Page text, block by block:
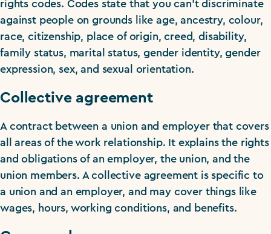
rights codes. Codes state that you can’t discriminate
against people on grounds like age, ancestry, colour,
race, citizenship, place of origin, creed, disability,
family status, marital status, gender identity, gender
expression, sex, and sexual orientation.
Collective agreement
A contract between a union and employer that covers
all areas of the work relationship. It explains the rights
and obligations of an employer, the union, and the
union members. A collective agreement is specific to
a union and an employer, and may cover things like
wages, hours, working conditions, and benefits.